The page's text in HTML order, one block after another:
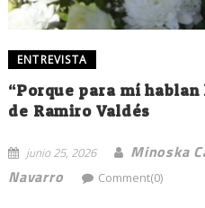
ENTREVISTA
“Porque para mí
de Ramiro Valdés
junio 25, 2026
Minoska
Navarro
Comment(0)